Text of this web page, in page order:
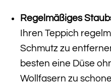
Regelmäßiges
Ihren Teppich
Schmutz zu
besten eine Düse
Wollfasern zu